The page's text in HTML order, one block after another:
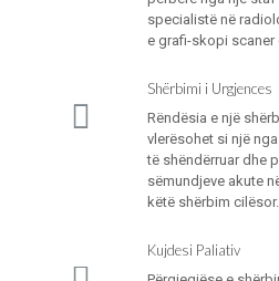
specialistë në
e grafi-skopi scaner
Shërbimi i Urgjences
Rëndësia e një
vlerësohet si një
të shëndërruar dhe
sëmundjeve akute
këtë shërbim
Kujdesi Paliativ